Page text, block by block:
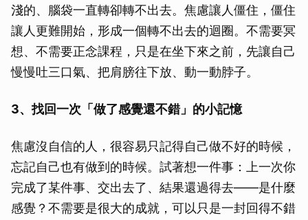
淺的、腦袋一直轉卻轉不出去。焦慮讓人僵住，僵住
讓人更難開始，形成一個轉不出去的迴圈。不需要冥
想、不需要正念課程，只是在坐下來之前，先讓自己
慢慢吐三口氣、把肩膀往下放、動一動脖子。
3、找回一次「做了感覺還不錯」的小記憶
焦慮沒自信的人，很容易只記得自己做不好的時候，
忘記自己也有做到的時候。試著想一件事：上一次你
完成了某件事、交出去了、結果還過得去——是什麼
感覺？不需要是很大的成就，可以只是一封回得不錯